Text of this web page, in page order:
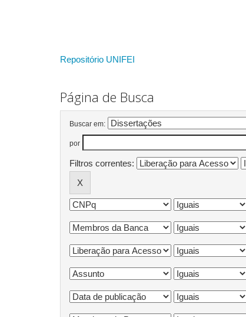
Repositório UNIFEI
Página de Busca
Buscar em:
por
Filtros correntes: